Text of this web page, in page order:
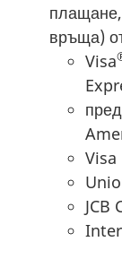
плащане,
връща)
Visa
JCB